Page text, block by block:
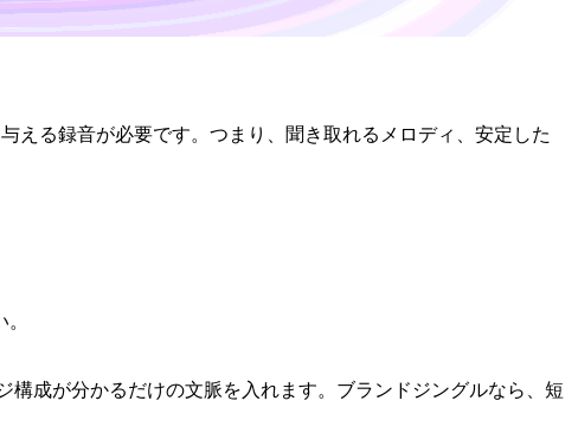
える録音が必要です。つまり、聞き取れるメロディ、安定した
成が分かるだけの文脈を入れます。ブランドジングルなら、短